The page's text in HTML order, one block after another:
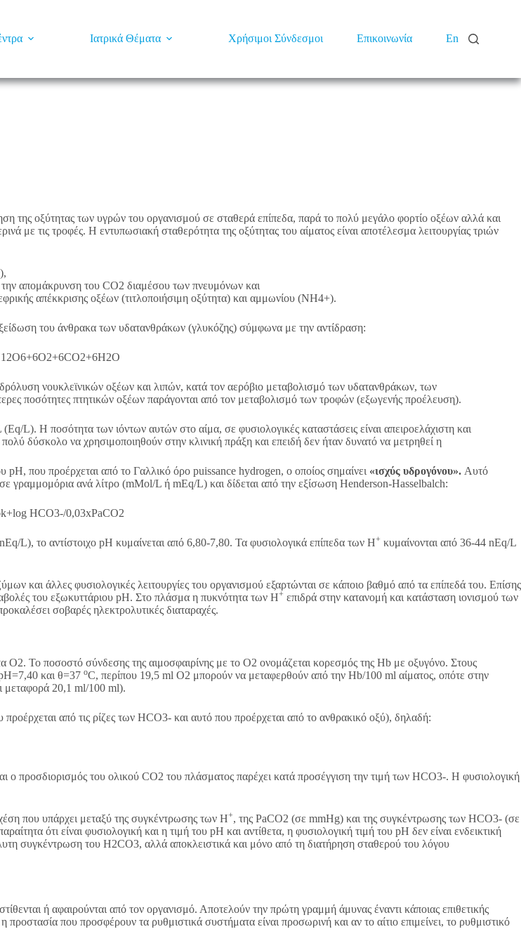
Ιατρικά Θέματα Χρήσιμοι Σύνδεσμοι Επικοινωνία En
της οξύτητας των υγρών του οργανισμού σε σταθερά επίπεδα, παρά το πολύ μεγάλο φορτίο οξέων αλλά και
τις τροφές. Η εντυπωσιακή σταθερότητα της οξύτητας του αίματος είναι αποτέλεσμα λειτουργίας τριών
την απομάκρυνση του CO2 διαμέσου των πνευμόνων και
απέκκρισης οξέων (τιτλοποιήσιμη οξύτητα) και αμμωνίου (NH4+).
του άνθρακα των υδατανθράκων (γλυκόζης) σύμφωνα με την αντίδραση:
νουκλεϊνικών οξέων και λιπών, κατά τον αερόβιο μεταβολισμό των υδατανθράκων, των
ποσότητες πτητικών οξέων παράγονται από τον μεταβολισμό των τροφών (εξωγενής προέλευση).
L). Η ποσότητα των ιόντων αυτών στο αίμα, σε φυσιολογικές καταστάσεις είναι απειροελάχιστη και
δύσκολο να χρησιμοποιηθούν στην κλινική πράξη και επειδή δεν ήταν δυνατό να μετρηθεί η
που προέρχεται από το Γαλλικό όρο puissance hydrogen, ο οποίος σημαίνει «ισχύς υδρογόνου». Αυτό
σε γραμμομόρια ανά λίτρο (mMol/L ή mEq/L) και δίδεται από την εξίσωση Henderson-Hasselbalch:
HCO3-/0,03xPaCO2
L), το αντίστοιχο pH κυμαίνεται από 6,80-7,80. Τα φυσιολογικά επίπεδα των Η+ κυμαίνονται από 36-44 nEq/L
και άλλες φυσιολογικές λειτουργίες του οργανισμού εξαρτώνται σε κάποιο βαθμό από τα επίπεδά του. Επίσης
του εξωκυττάριου pH. Στο πλάσμα η πυκνότητα των Η+ επιδρά στην κατανομή και κατάσταση ιονισμού των
σοβαρές ηλεκτρολυτικές διαταραχές.
Ο2. Το ποσοστό σύνδεσης της αιμοσφαιρίνης με το Ο2 ονομάζεται κορεσμός της Hb με οξυγόνο. Στους
και θ=37 οC, περίπου 19,5 ml O2 μπορούν να μεταφερθούν από την Ηb/100 ml αίματος, οπότε στην
μεταφορά 20,1 ml/100 ml).
από τις ρίζες των HCO3- και αυτό που προέρχεται από το ανθρακικό οξύ), δηλαδή:
προσδιορισμός του ολικού CO2 του πλάσματος παρέχει κατά προσέγγιση την τιμή των HCO3-. Η φυσιολογική
που υπάρχει μεταξύ της συγκέντρωσης των Η+, της PaCO2 (σε mmHg) και της συγκέντρωσης των HCO3- (σε
ότι είναι φυσιολογική και η τιμή του pH και αντίθετα, η φυσιολογική τιμή του pH δεν είναι ενδεικτική
συγκέντρωση του H2CO3, αλλά αποκλειστικά και μόνο από τη διατήρηση σταθερού του λόγου
ή αφαιρούνται από τον οργανισμό. Αποτελούν την πρώτη γραμμή άμυνας έναντι κάποιας επιθετικής
που προσφέρουν τα ρυθμιστικά συστήματα είναι προσωρινή και αν το αίτιο επιμείνει, το ρυθμιστικό